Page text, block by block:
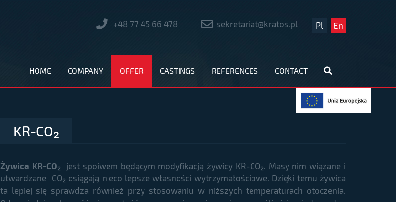
+48 77 45 66 478 sekretariat@kratos.pl Pl En
HOME COMPANY OFFER CASTINGS REFERENCES CONTACT
KR-CO₂
Żywica KR-CO₂
jest spoiwem będącym modyfikacją żywicy KR-CO₂. Masy nim wiązane i
utwardzane CO₂ osiągają nieco lepsze własności wytrzymałościowe. Dzięki temu żywica
ta lepiej się sprawdza również przy stosowaniu w niższych temperaturach otoczenia.